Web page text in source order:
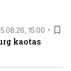
15:00
kaotas